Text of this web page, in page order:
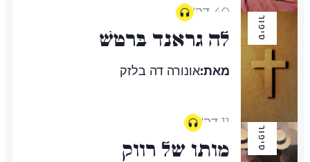
40 דק'
סיפור לָה גְרַאנְד בְּרֶטֶשׁ
מאת:אונורה דה בלזק
11 דק'
סיפור מותו של רווק